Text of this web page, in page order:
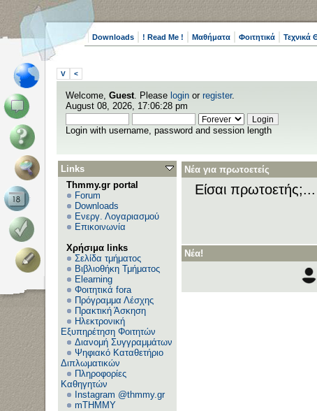
Downloads ! Read Me ! Μαθήματα Φοιτητικά Τεχνικά
V <
Welcome, Guest. Please login or register.
August 08, 2026, 17:06:28 pm
Login with username, password and session length
Links
Thmmy.gr portal
Forum
Downloads
Ενεργ. Λογαριασμού
Επικοινωνία
Χρήσιμα links
Σελίδα τμήματος
Βιβλιοθήκη Τμήματος
Elearning
Φοιτητικά fora
Πρόγραμμα Λέσχης
Πρακτική Άσκηση
Ηλεκτρονική
Εξυπηρέτηση Φοιτητών
Διανομή Συγγραμμάτων
Ψηφιακό Καταθετήριο
Διπλωματικών
Πληροφορίες
Καθηγητών
Instagram @thmmy.gr
mTHMMY
Νέα για πρωτοετείς
Είσαι
Νέα!